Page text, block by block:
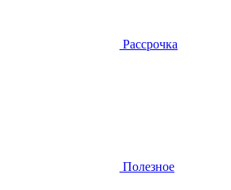
Рассрочка
Полезное